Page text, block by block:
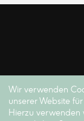
Wir verwenden
unserer Website
Hierzu verwenden